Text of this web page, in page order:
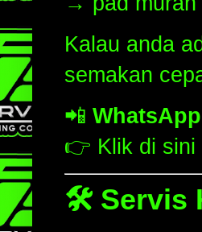
Kalau anda
semakan
📲 WhatsApp
👉 Klik di
🛠️ Servis